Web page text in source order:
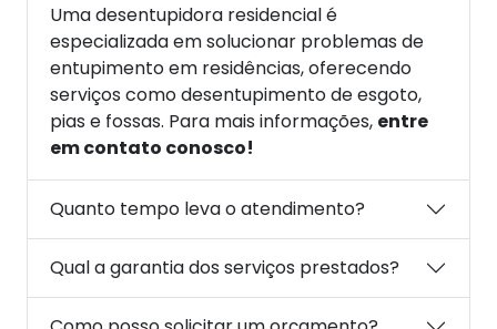
Uma desentupidora residencial é
especializada em solucionar problemas de
entupimento em residências, oferecendo
serviços como desentupimento de esgoto,
pias e fossas. Para mais informações, entre
em contato conosco!
Quanto tempo leva o atendimento?
Qual a garantia dos serviços prestados?